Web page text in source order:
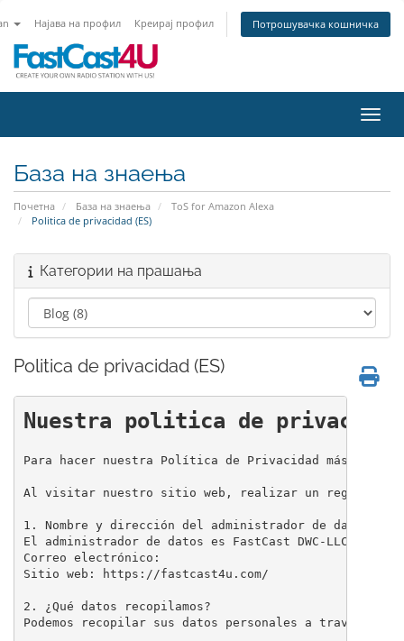
Најава на профил Креирај профил Потрошувачка кошничка
База на знаења
Почетна База на знаења
ToS for Amazon Alexa
Politica de privacidad (ES)
Категории на прашања
Politica de privacidad (ES)
Nuestra politica de privacidad
Para hacer nuestra Política de Privacidad más
Al visitar nuestro sitio web, realizar un registro
1. Nombre y dirección del administrador de datos
El administrador de datos es FastCast DWC-LLC,
Correo electrónico:
Sitio web: https://fastcast4u.com/
2. ¿Qué datos recopilamos?
Podemos recopilar sus datos personales a través